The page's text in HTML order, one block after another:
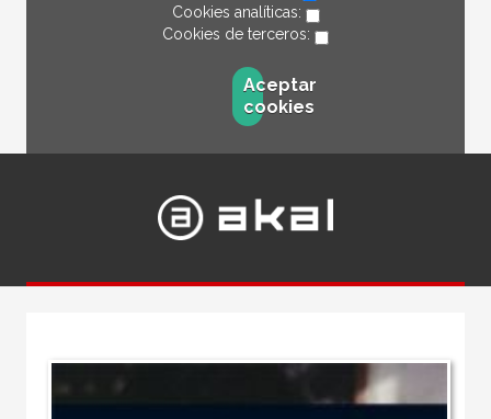
Cookies analíticas:
Cookies de terceros:
Aceptar
cookies